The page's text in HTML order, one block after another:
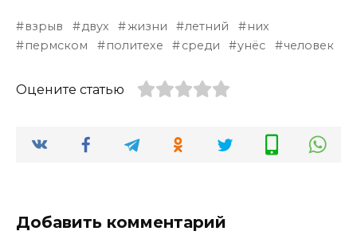
взрыв двух жизни летний
них
пермском
политехе среди унёс человек
Оцените статью
Добавить комментарий